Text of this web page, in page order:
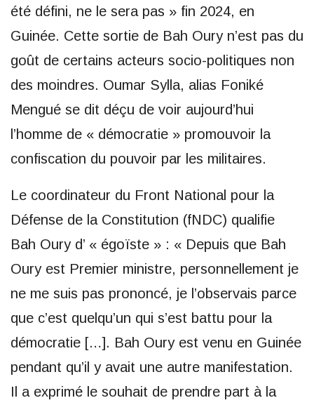
été défini, ne le sera pas » fin 2024, en
Guinée. Cette sortie de Bah Oury n’est pas du
goût de certains acteurs socio-politiques non
des moindres. Oumar Sylla, alias Foniké
Mengué se dit déçu de voir aujourd’hui
l’homme de « démocratie » promouvoir la
confiscation du pouvoir par les militaires.
Le coordinateur du Front National pour la
Défense de la Constitution (fNDC) qualifie
Bah Oury d’ « égoïste » : « Depuis que Bah
Oury est Premier ministre, personnellement je
ne me suis pas prononcé, je l’observais parce
que c’est quelqu’un qui s’est battu pour la
démocratie […]. Bah Oury est venu en Guinée
pendant qu’il y avait une autre manifestation.
Il a exprimé le souhait de prendre part à la